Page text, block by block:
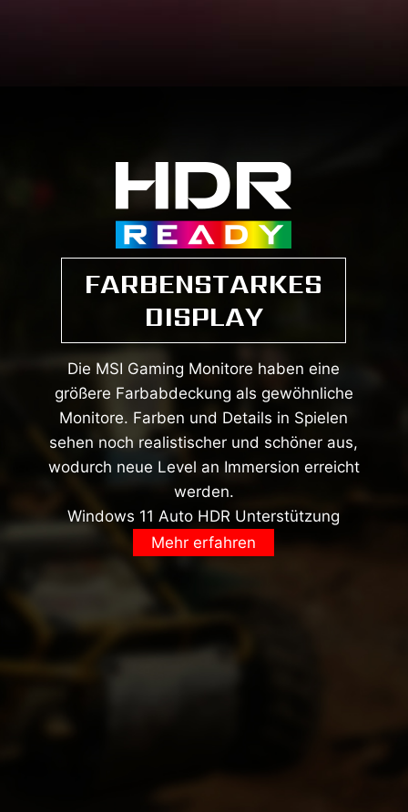
FARBENSTARKES
DISPLAY
Die MSI Gaming Monitore haben eine
größere Farbabdeckung als gewöhnliche
Monitore. Farben und Details in Spielen
sehen noch realistischer und schöner aus,
wodurch neue Level an Immersion erreicht
werden.
Windows 11 Auto HDR Unterstützung
Mehr erfahren